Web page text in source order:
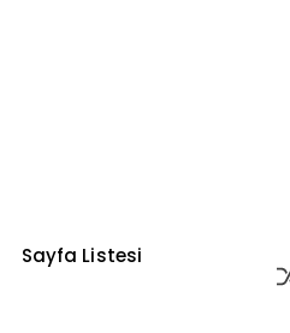
Sayfa Listesi
S
H